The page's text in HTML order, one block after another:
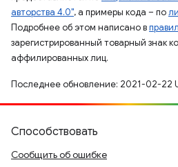
авторства 4.0", а примеры кода – по
Подробнее об этом написано в
зарегистрированный товарный знак
аффилированных лиц.
Последнее обновление: 2021-02-22
Способствовать
Сообщить об ошибке